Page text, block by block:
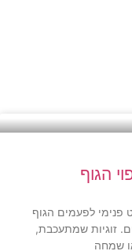
הגוף
פנימי לפעמים הגוף
זוגיות שמתעכבת,
שמחה